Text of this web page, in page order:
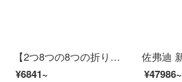
【2つ8つの8つの折り】紳士犬現代の軽奢なじゅうたんの客間には、カスタム茶のじゅうたんが敷かれています。北欧のシンプルなじゅうたんの寝室の長方形ベッドの前に、ベッドの毛布があります。SD-17 H 1.7*2.6メートルの高さのナイロンの現物です。
¥6841~
¥47986~